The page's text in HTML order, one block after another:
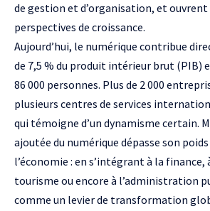
de gestion et d’organisation, et ouvrent
perspectives de croissance.
Aujourd’hui, le numérique contribue
de 7,5 % du produit intérieur brut (PIB)
86 000 personnes. Plus de 2 000
plusieurs centres de services
qui témoigne d’un dynamisme certain.
ajoutée du numérique dépasse son
l’économie : en s’intégrant à la finance,
tourisme ou encore à l’administration
comme un levier de transformation